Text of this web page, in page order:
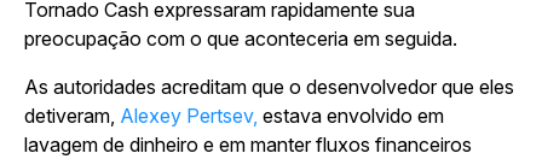
Tornado Cash expressaram rapidamente sua
preocupação com o que aconteceria em seguida.
As autoridades acreditam que o desenvolvedor que eles
detiveram, Alexey Pertsev, estava envolvido em
lavagem de dinheiro e em manter fluxos financeiros